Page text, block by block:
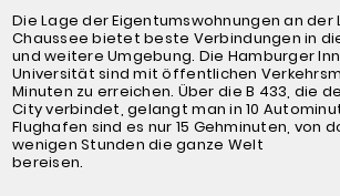
Die Lage der Eigentumswohnungen an der
Chaussee bietet beste Verbindungen in
und weitere Umgebung. Die Hamburger
Universität sind mit öffentlichen
Minuten zu erreichen. Über die B 433, die
City verbindet, gelangt man in 10
Flughafen sind es nur 15 Gehminuten, von
wenigen Stunden die ganze Welt
bereisen.